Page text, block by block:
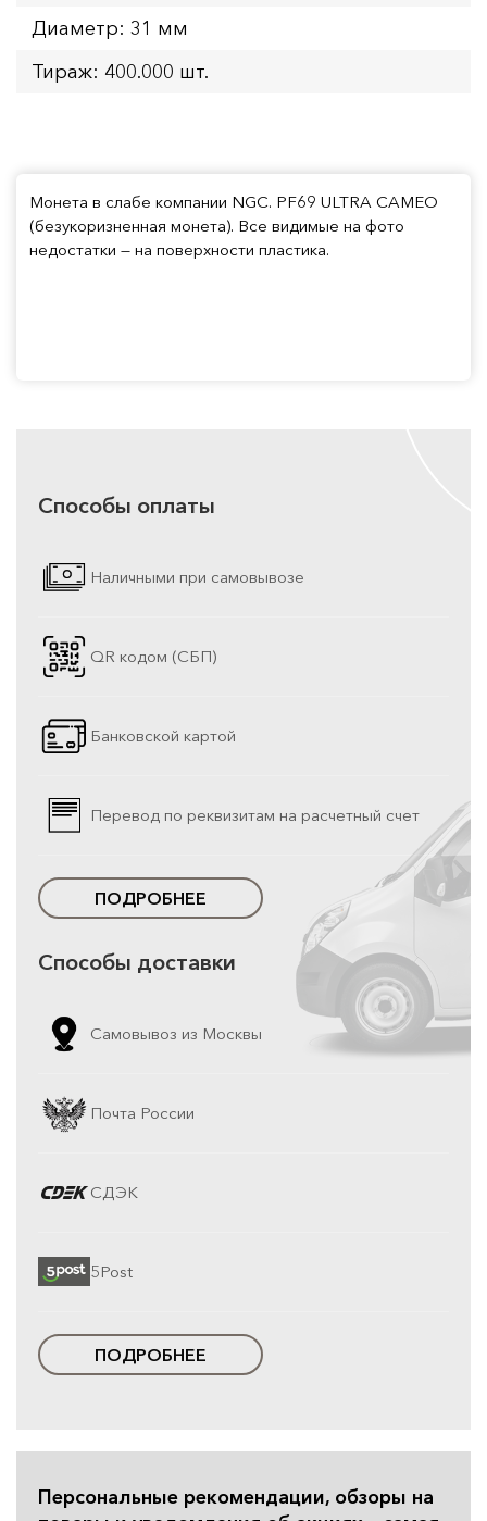
Диаметр: 31 мм
Тираж: 400.000 шт.
Монета в слабе компании NGC. PF69 ULTRA CAMEO
(безукоризненная монета). Все видимые на фото
недостатки — на поверхности пластика.
Способы оплаты
Наличными при самовывозе
QR кодом (СБП)
Банковской картой
Перевод по реквизитам на расчетный счет
ПОДРОБНЕЕ
Способы доставки
Самовывоз из Москвы
Почта России
СДЭК
5Post
ПОДРОБНЕЕ
Персональные рекомендации, обзоры на